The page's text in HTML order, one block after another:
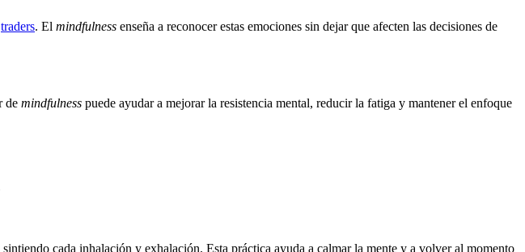
traders. El mindfulness enseña a reconocer estas emociones sin dejar que afecten las decisiones de
de mindfulness puede ayudar a mejorar la resistencia mental, reducir la fatiga y mantener el enfoque
cada inhalación y exhalación. Esta práctica ayuda a calmar la mente y a volver al momento